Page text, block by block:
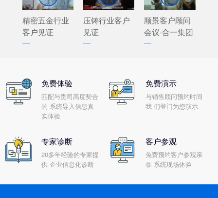
精密五金行业
客户见证
压铸行业客户
见证
顺景客户顾问
会议-合一集团
免费体验
匹配与贵司高度契合
的 系统导入信息真
实体验
免费演示
与销售顾问预约时间
我 们登门为您演示
专家诊断
20多年经验的专家提
供 企业信息化诊断
客户参观
免费预约客户参观亲
临 系统现场体验